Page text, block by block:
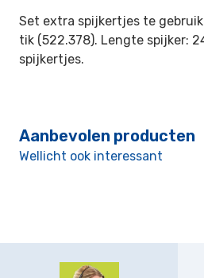
Set extra spijkertjes te
tik (522.378). Lengte spijker:
spijkertjes.
Aanbevolen producten
Wellicht ook interessant